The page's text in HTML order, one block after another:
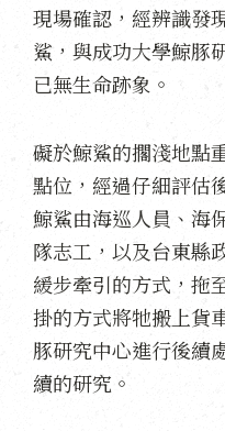
現場確認，經辨識
鯊，與成功大學鯨豚
已無生命跡象。
礙於鯨鯊的擱淺地點
點位，經過仔細評估
鯨鯊由海巡人員、海
隊志工，以及台東縣
緩步牽引的方式，拖
掛的方式將牠搬上貨
豚研究中心進行後續
續的研究。